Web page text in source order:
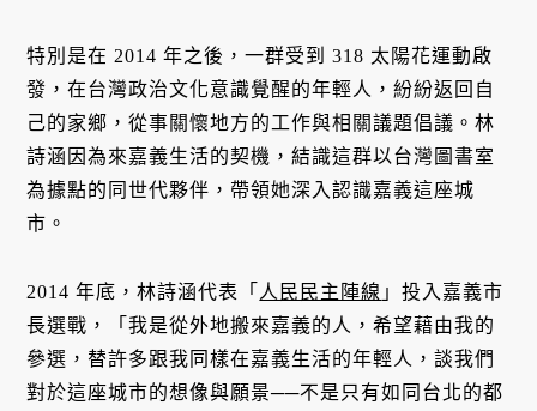
特別是在 2014 年之後，一群受到 318 太陽花運動啟
發，在台灣政治文化意識覺醒的年輕人，紛紛返回自
己的家鄉，從事關懷地方的工作與相關議題倡議。林
詩涵因為來嘉義生活的契機，結識這群以台灣圖書室
為據點的同世代夥伴，帶領她深入認識嘉義這座城
市。
2014 年底，林詩涵代表「 人民民主陣線 」投入嘉義市
長選戰，「我是從外地搬來嘉義的人，希望藉由我的
參選，替許多跟我同樣在嘉義生活的年輕人，談我們
對於這座城市的想像與願景──不是只有如同台北的都